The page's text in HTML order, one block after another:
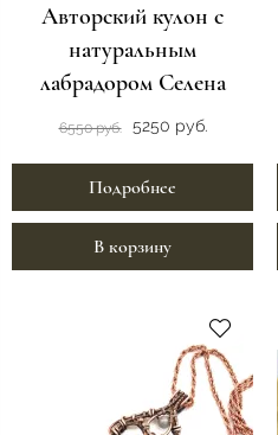
Авторский кулон с
натуральным
лабрадором Селена
6550 руб. 5250 руб.
Подробнее
В корзину